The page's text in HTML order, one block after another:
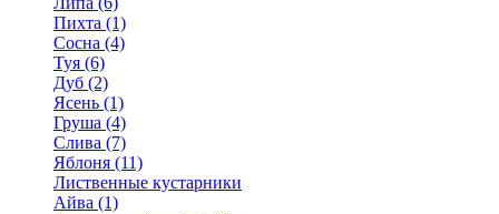
Пихта (1)
Сосна (4)
Туя (6)
Дуб (2)
Ясень (1)
Груша (4)
Слива (7)
Яблоня (11)
Лиственные кустарники
Айва (1)